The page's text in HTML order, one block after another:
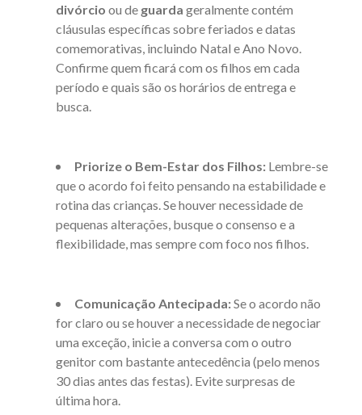
divórcio ou de guarda geralmente contém
cláusulas específicas sobre feriados e datas
comemorativas, incluindo Natal e Ano Novo.
Confirme quem ficará com os filhos em cada
período e quais são os horários de entrega e
busca.
Priorize o Bem-Estar dos Filhos: Lembre-se
que o acordo foi feito pensando na estabilidade e
rotina das crianças. Se houver necessidade de
pequenas alterações, busque o consenso e a
flexibilidade, mas sempre com foco nos filhos.
Comunicação Antecipada:Se o acordo não
for claro ou se houver a necessidade de negociar
uma exceção, inicie a conversa com o outro
genitor com bastante antecedência (pelo menos
30 dias antes das festas). Evite surpresas de
última hora.